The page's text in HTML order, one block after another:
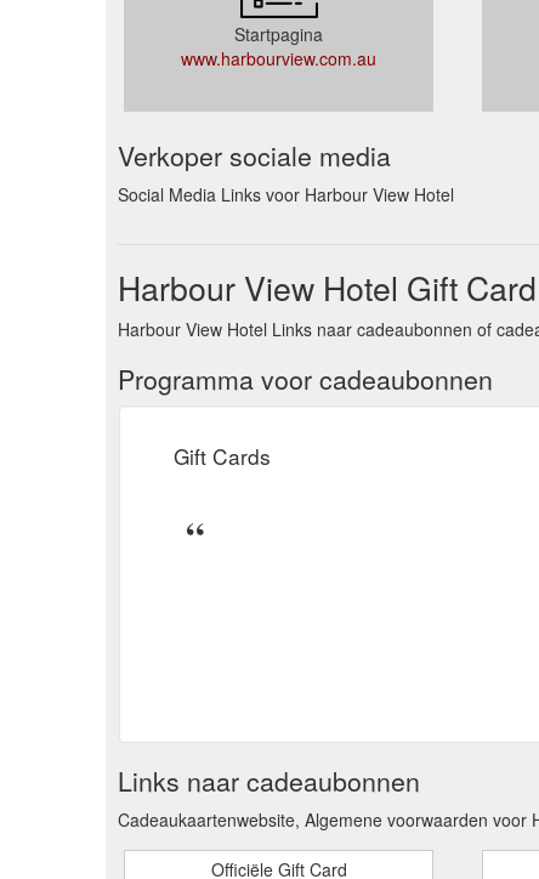
Startpagina
www.harbourview.com.au
Verkoper sociale media
Social Media Links voor Harbour View Hotel
Harbour View Hotel Gift Card
Harbour View Hotel Links naar cadeaubonnen of
Programma voor cadeaubonnen
Gift Cards
Links naar cadeaubonnen
Cadeaukaartenwebsite, Algemene voorwaarden voor
Officiële Gift Card